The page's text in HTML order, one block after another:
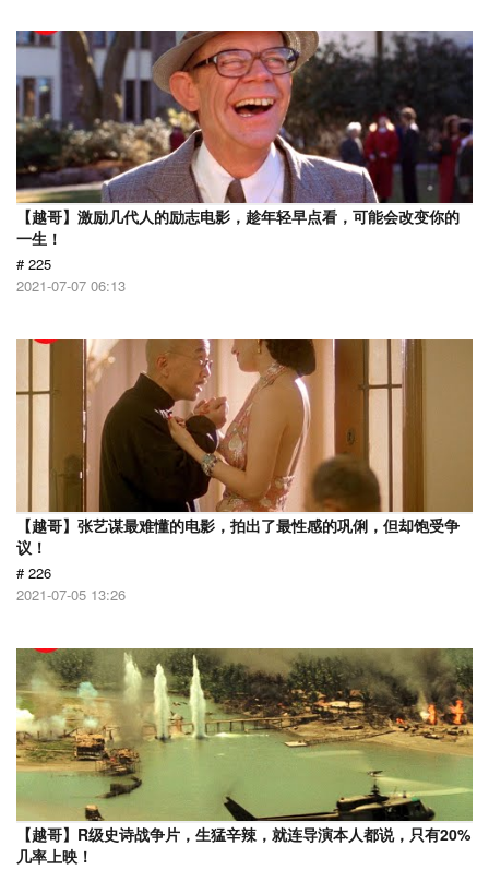
【越哥】激励几代人的励志电影，趁年轻早点看，可能会改变你的
一生！
# 225
2021-07-07 06:13
【越哥】张艺谋最难懂的电影，拍出了最性感的巩俐，但却饱受争
议！
# 226
2021-07-05 13:26
【越哥】R级史诗战争片，生猛辛辣，就连导演本人都说，只有20%
几率上映！